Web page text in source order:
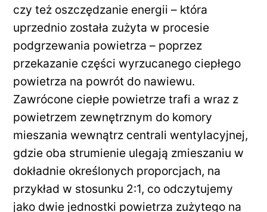
czy też oszczędzanie energii – która
uprzednio została zużyta w procesie
podgrzewania powietrza – poprzez
przekazanie części wyrzucanego ciepłego
powietrza na powrót do nawiewu.
Zawrócone ciepłe powietrze trafi a wraz z
powietrzem zewnętrznym do komory
mieszania wewnątrz centrali wentylacyjnej,
gdzie oba strumienie ulegają zmieszaniu w
dokładnie określonych proporcjach, na
przykład w stosunku 2:1, co odczytujemy
jako dwie jednostki powietrza zużytego na